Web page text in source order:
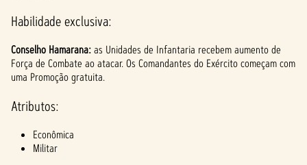
Habilidade exclusiva:
Conselho Hamarana:as Unidades de Infantaria recebem aumento de
Força de Combate ao atacar. Os Comandantes do Exército começam com
uma Promoção gratuita.
Atributos:
Econômica
Militar